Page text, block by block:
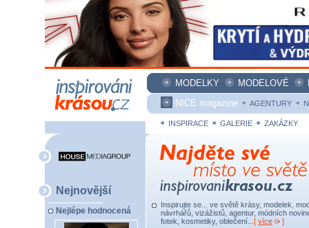
MODELKY MODELOVÉ
NICE magazine
AGENTURY
INSPIRACE GALERIE ZAKÁZKY
Nejnovější
Nejlépe hodnocená
Inspirujte se... ve světě krásy, modelek,
návrhářů, vizážistů, agentur, módních
fotek, kosmetiky, oblečení... [ více ]